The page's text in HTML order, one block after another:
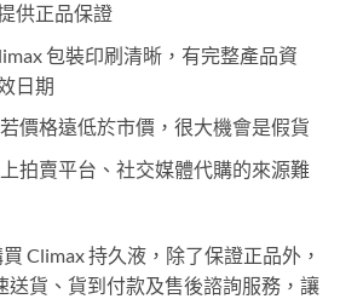
供正品保證
包裝印刷清晰，有完整產品資
日期
若價格遠低於市價，很大機會是假貨
拍賣平台、社交媒體代購的來源難
Climax 持久液，除了保證正品外，
送貨、貨到付款及售後諮詢服務，讓